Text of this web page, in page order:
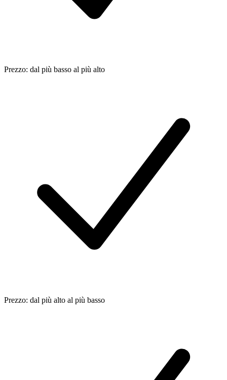
Prezzo: dal più basso al più alto
Prezzo: dal più alto al più basso